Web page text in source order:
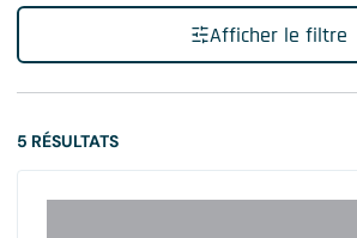
Afficher le filtre
5 RÉSULTATS